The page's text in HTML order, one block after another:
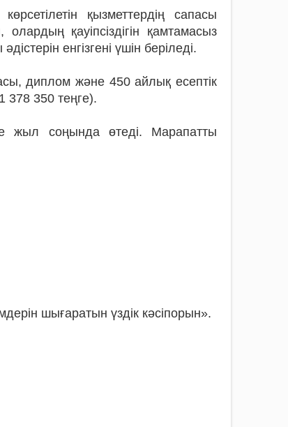
қызметтердiң сапасы
қауiпсiздiгiн қамтамасыз
енгiзгенi үшiн берiледi.
диплом және 450 айлық есептік
378 350 теңге).
жыл соңында өтедi. Марапатты
шығаратын үздік кәсіпорын».